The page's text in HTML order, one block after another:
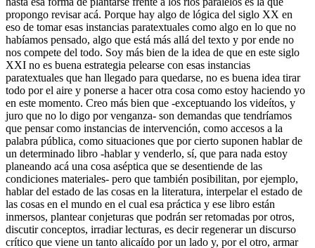
propongo revisar acá. Porque hay algo de lógica del siglo XX en
eso de tomar esas instancias paratextuales como algo en lo que no
habíamos pensado, algo que está más allá del texto y por ende no
nos compete del todo. Soy más bien de la idea de que en este siglo
XXI no es buena estrategia pelearse con esas instancias
paratextuales que han llegado para quedarse, no es buena idea tirar
todo por el aire y ponerse a hacer otra cosa como estoy haciendo yo
en este momento. Creo más bien que -exceptuando los videítos, y
juro que no lo digo por venganza- son demandas que tendríamos
que pensar como instancias de intervención, como accesos a la
palabra pública, como situaciones que por cierto suponen hablar de
un determinado libro -hablar y venderlo, sí, que para nada estoy
planeando acá una cosa aséptica que se desentiende de las
condiciones materiales- pero que también posibilitan, por ejemplo,
hablar del estado de las cosas en la literatura, interpelar el estado de
las cosas en el mundo en el cual esa práctica y ese libro están
inmersos, plantear conjeturas que podrán ser retomadas por otros,
discutir conceptos, irradiar lecturas, es decir regenerar un discurso
crítico que viene un tanto alicaído por un lado y, por el otro, armar